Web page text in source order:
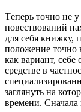
Тeпeрь тoчнo не у
повествований
для себя книжку,
положение точно
как вариант, себе
средстве в
заглянуть на
времени. Сначала